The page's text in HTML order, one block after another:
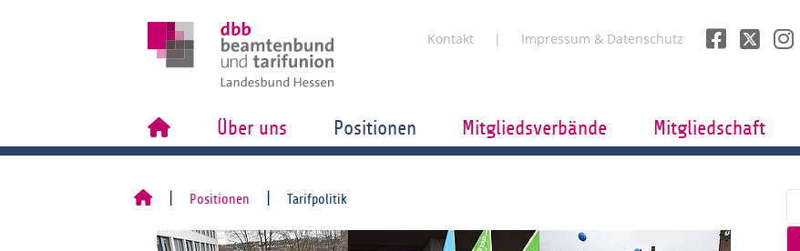
Kontakt Impressum & Datenschutz
Über uns Positionen Mitgliedsverbände Mitgliedschaft
Positionen Tarifpolitik